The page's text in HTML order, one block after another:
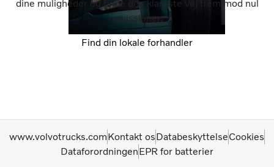
dine muligheder og finde den klareste vej frem mod nul
emissioner.
Find din lokale forhandler
www.volvotrucks.comKontakt osDatabeskyttelseCookies
DataforordningenEPR for batterier